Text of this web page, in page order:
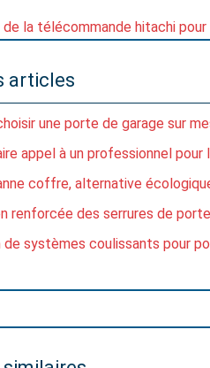
de la télécommande hitachi
articles
une porte de garage sur
appel à un professionnel pour
coffre, alternative
renforcée des serrures de
de systèmes coulissants pour